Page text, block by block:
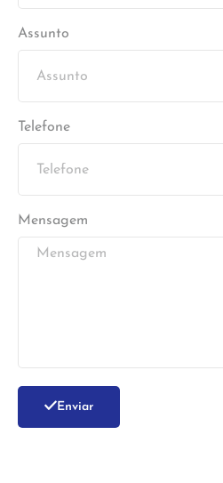
Assunto
Telefone
Mensagem
Enviar